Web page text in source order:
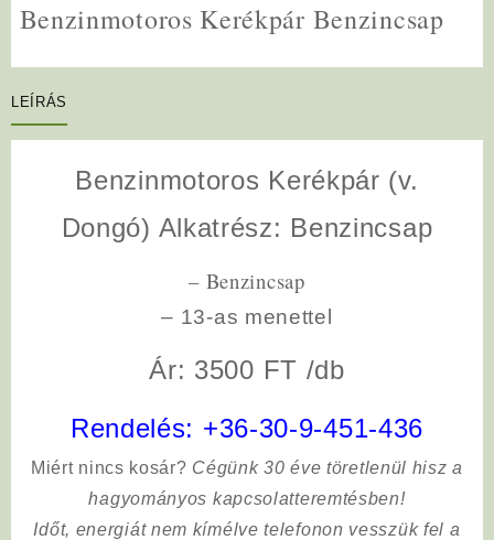
Benzinmotoros Kerékpár Benzincsap
LEÍRÁS
Benzinmotoros Kerékpár (v.
Dongó) Alkatrész: Benzincsap
– Benzincsap
– 13-as menettel
Ár: 3500 FT /db
Rendelés: +36-30-9-451-436
Miért nincs kosár? Cégünk 30 éve töretlenül hisz a
hagyományos kapcsolatteremtésben!
Időt, energiát nem kímélvetelefonon vesszük fel a